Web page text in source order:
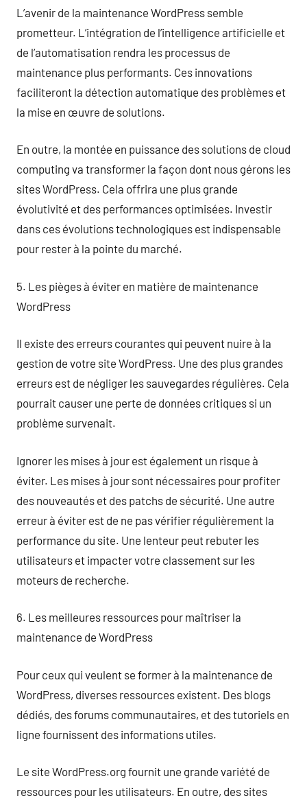
L’avenir de la maintenance WordPress semble
prometteur. L’intégration de l’intelligence artificielle et
de l’automatisation rendra les processus de
maintenance plus performants. Ces innovations
faciliteront la détection automatique des problèmes et
la mise en œuvre de solutions.
En outre, la montée en puissance des solutions de cloud
computing va transformer la façon dont nous gérons les
sites WordPress. Cela offrira une plus grande
évolutivité et des performances optimisées. Investir
dans ces évolutions technologiques est indispensable
pour rester à la pointe du marché.
5. Les pièges à éviter en matière de maintenance
WordPress
Il existe des erreurs courantes qui peuvent nuire à la
gestion de votre site WordPress. Une des plus grandes
erreurs est de négliger les sauvegardes régulières. Cela
pourrait causer une perte de données critiques si un
problème survenait.
Ignorer les mises à jour est également un risque à
éviter. Les mises à jour sont nécessaires pour profiter
des nouveautés et des patchs de sécurité. Une autre
erreur à éviter est de ne pas vérifier régulièrement la
performance du site. Une lenteur peut rebuter les
utilisateurs et impacter votre classement sur les
moteurs de recherche.
6. Les meilleures ressources pour maîtriser la
maintenance de WordPress
Pour ceux qui veulent se former à la maintenance de
WordPress, diverses ressources existent. Des blogs
dédiés, des forums communautaires, et des tutoriels en
ligne fournissent des informations utiles.
Le site WordPress.org fournit une grande variété de
ressources pour les utilisateurs. En outre, des sites